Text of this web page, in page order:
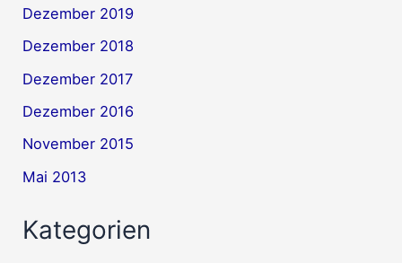
Dezember 2019
Dezember 2018
Dezember 2017
Dezember 2016
November 2015
Mai 2013
Kategorien